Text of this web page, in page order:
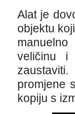
Alat je
objektu
veličinu i
promjene
kopiju s